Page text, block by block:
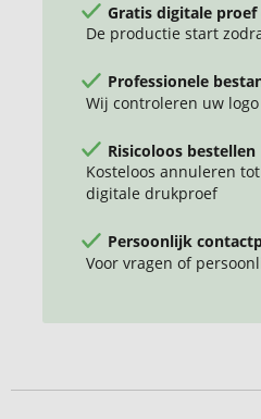
Gratis digitale proef
De productie start
Professionele
Wij controleren uw
Risicoloos bestellen
Kosteloos annuleren
digitale drukproef
Persoonlijk
Voor vragen of